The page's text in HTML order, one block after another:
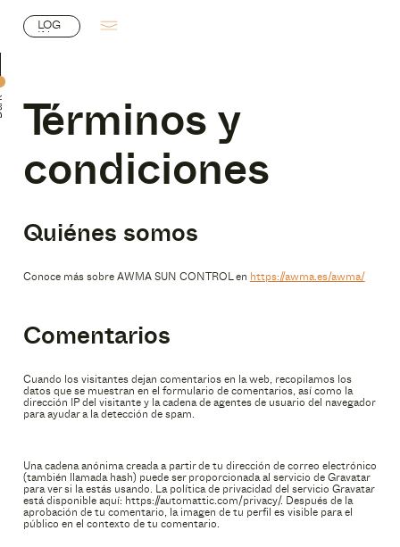
LOG
IN
Términos y
condiciones
Quiénes somos
Conoce más sobre AWMA SUN CONTROL en https://awma.es/awma/
Comentarios
Cuando los visitantes dejan comentarios en la web, recopilamos los
datos que se muestran en el formulario de comentarios, así como la
dirección IP del visitante y la cadena de agentes de usuario del navegador
para ayudar a la detección de spam.
Una cadena anónima creada a partir de tu dirección de correo electrónico
(también llamada hash) puede ser proporcionada al servicio de Gravatar
para ver si la estás usando. La política de privacidad del servicio Gravatar
está disponible aquí: https://automattic.com/privacy/. Después de la
aprobación de tu comentario, la imagen de tu perfil es visible para el
público en el contexto de tu comentario.